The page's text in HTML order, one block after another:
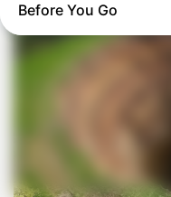
Malia Obama's
Before You Go